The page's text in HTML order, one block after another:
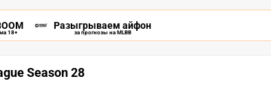
18+
Разыгрываем айфон
за прогнозы на MLBB
Season 28